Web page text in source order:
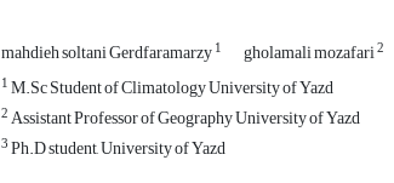
mahdieh soltani Gerdfaramarzy1 gholamali mozafari2
1M.Sc Student of Climatology University of Yazd
2Assistant Professor of Geography University of Yazd
3Ph.D student, University of Yazd